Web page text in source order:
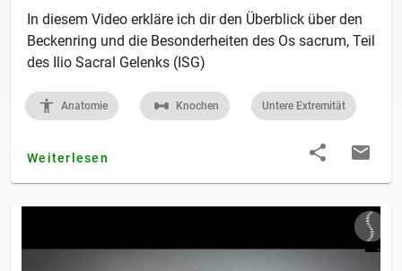
In diesem Video erkläre ich dir den Überblick über den
Beckenring und die Besonderheiten des Os sacrum, Teil
des Ilio Sacral Gelenks (ISG)
Anatomie Knochen Untere Extremität
Weiterlesen